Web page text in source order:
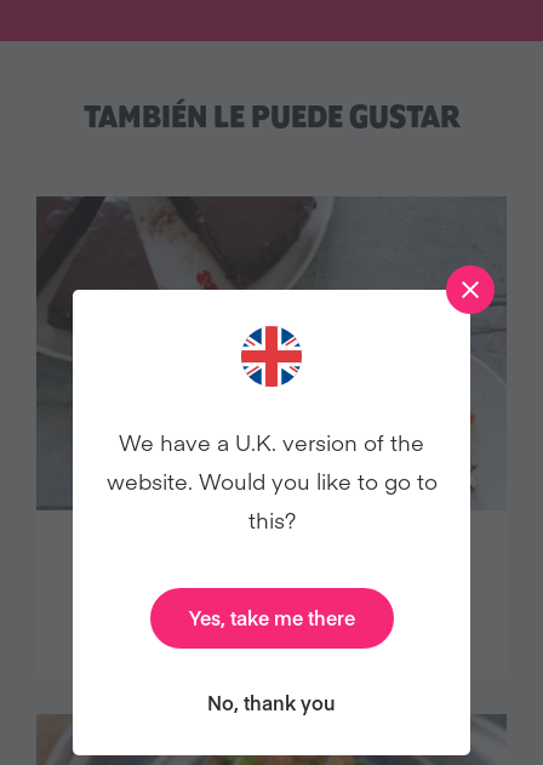
TAMBIÉN LE PUEDE GUSTAR
CHOCOLATE
We have a U.K. version of the
website. Would you like to go to
this?
Yes, take me there
No, thank you